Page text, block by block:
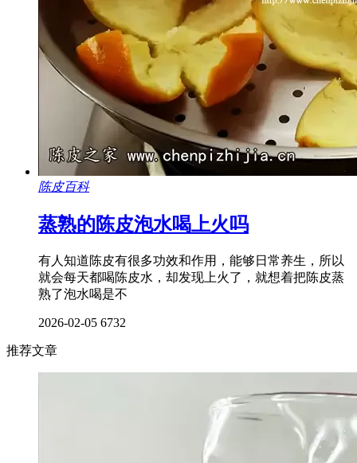
陈皮百科
蒸熟的陈皮泡水喝上火吗
有人知道陈皮有很多功效和作用，能够日常养生，所以
就会每天都喝陈皮水，却发现上火了，就想着把陈皮蒸
熟了泡水喝是不
2026-02-05 6732
推荐文章